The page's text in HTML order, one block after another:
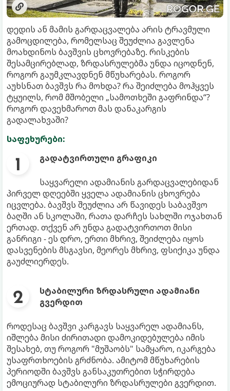
დედის ან მამის გარდაცვალება არის ტრავმული
გამოცდილება, რომელსაც შეუძლია გავლენა
მოახდინოს ბავშვის ცხოვრებაზე. რისკების
შესამცირებლად, ზრდასრულებმა უნდა იცოდნენ,
როგორ გაუმკლავდნენ მწუხარებას. როგორ
აუხსნათ ბავშვს რა მოხდა? რა შეიძლება მოჰყვეს
ტყუილს, რომ მშობელი „სამოთხეში გაფრინდა“?
როგორ დავეხმაროთ მას დანაკარგის
გადალახვაში?
საფეხურები:
გადატვირთული გრაფიკი
საყვარელი ადამიანის გარდაცვალებიდან
პირველ დღეებში ყველა ადამიანის ცხოვრება
იცვლება. ბავშვს შეუძლია არ წავიდეს საბავშვო
ბაღში ან სკოლაში, რათა დარჩეს სახლში ოჯახთან
ერთად. თქვენ არ უნდა გადატვირთოთ მისი
განრიგი - ეს დრო, ერთი მხრივ, შეიძლება იყოს
დასვენების მსგავსი, მეორეს მხრივ, ფსიქიკა უნდა
გაუძლიერდეს.
სტაბილური ზრდასრული ადამიანი
გვერდით
როდესაც ბავშვი კარგავს საყვარელ ადამიანს,
იშლება მისი ძირითადი დამოკიდებულება იმის
შესახებ, თუ როგორ "მუშაობს" სამყარო, იკარგება
უსაფრთხოების გრძნობა. ამიტომ მწუხარების
პერიოდში ბავშვს განსაკუთრებით სჭირდება
ემოციურად სტაბილური ზრდასრულები გვერდით.